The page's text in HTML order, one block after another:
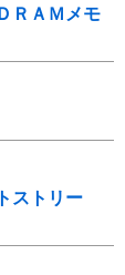
ＲＡＭメモ
ストリー